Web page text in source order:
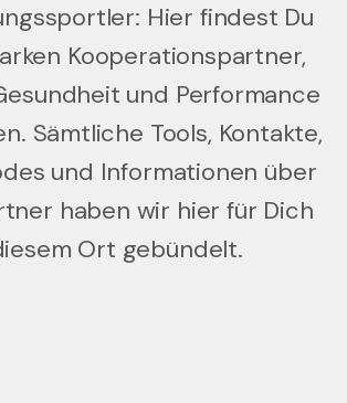
Hier findest Du
Kooperationspartner,
und Performance
Sämtliche Tools, Kontakte,
und Informationen über
haben wir hier für Dich
Ort gebündelt.